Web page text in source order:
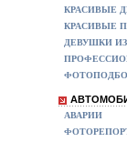
КРАСИВЫЕ
КРАСИВЫЕ
ДЕВУШКИ
АВАРИИ